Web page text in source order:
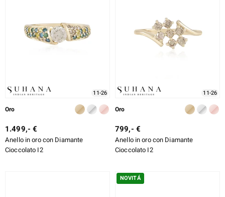
de Melo 11-26
Oro
1.499,- €
Anello in oro con Diamante
Cioccolato I2
11-26
Oro
799,- €
Anello in oro con Diamante
Cioccolato I2
NOVITÁ